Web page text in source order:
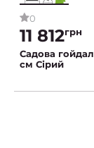
0
11 812грн
Садова
см Сірий